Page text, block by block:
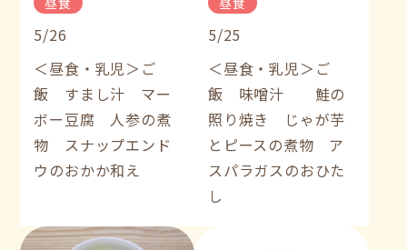
5/26
＜昼食・乳児＞ご
飯 すまし汁 マー
ボー豆腐 人参の煮
物 スナップエンド
ウのおかか和え
5/25
＜昼食・乳児＞ご
飯 味噌汁 鮭の
照り焼き じゃが芋
とピースの煮物 ア
スパラガスのおひた
し